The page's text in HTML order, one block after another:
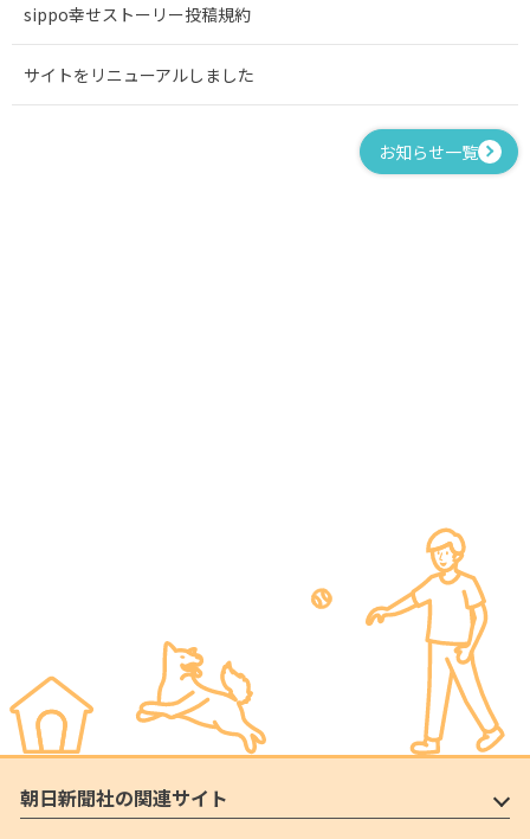
sippo幸せストーリー投稿規約
サイトをリニューアルしました
お知らせ一覧
朝日新聞社の関連サイト